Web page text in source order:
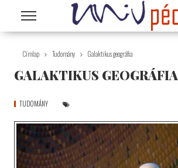
Ugrás a tartalomra
Címlap Tudomány Galaktikus geográfia
GALAKTIKUS GEOGRÁFIA
TUDOMÁNY